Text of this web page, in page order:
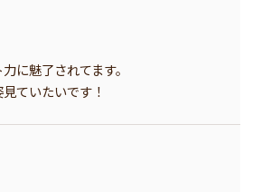
に魅了されてます。
ていたいです！